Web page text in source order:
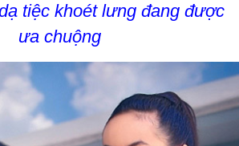
tiệc khoét lưng đang được
ưa chuộng